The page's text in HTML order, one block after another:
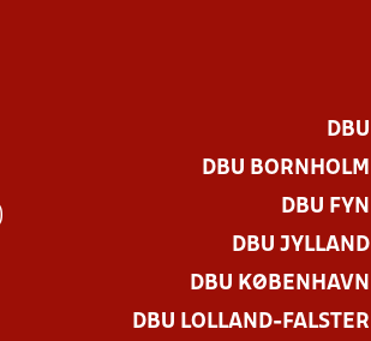
DBU
DBU BORNHOLM
DBU FYN
DBU JYLLAND
DBU KØBENHAVN
DBU LOLLAND-FALSTER